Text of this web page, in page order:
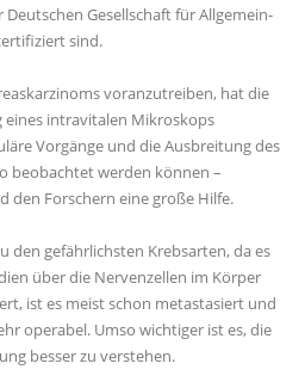
Gesellschaft für Allgemein-
sind.
voranzutreiben, hat die
eines intravitalen Mikroskops
Vorgänge und die Ausbreitung des
beobachtet werden können –
den Forschern eine große Hilfe.
den gefährlichsten Krebsarten, da es
über die Nervenzellen im Körper
ist es meist schon metastasiert und
operabel. Umso wichtiger ist es, die
besser zu verstehen.